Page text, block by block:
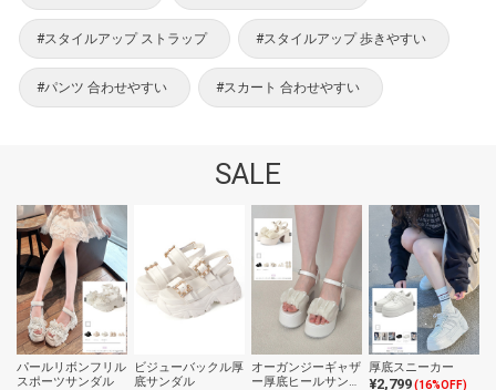
#スタイルアップ ストラップ #スタイルアップ 歩きやすい
#パンツ 合わせやすい #スカート 合わせやすい
SALE
パールリボンフリル
スポーツサンダル
ビジューバックル厚
底サンダル
オーガンジーギャザ
ー厚底ヒールサンダ
厚底スニーカー
¥2,799(16%OFF)